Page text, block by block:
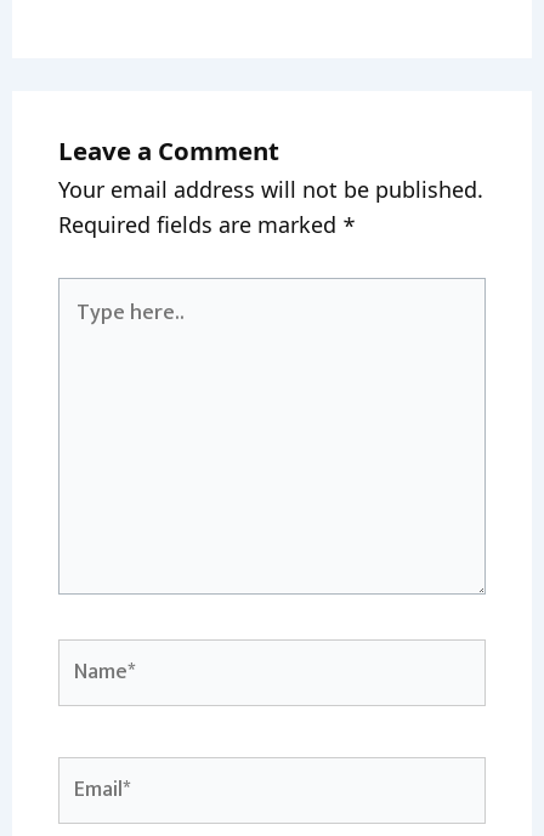
Leave a Comment
Your email address will not be published.
Required fields are marked *
here..
Name*
Email*